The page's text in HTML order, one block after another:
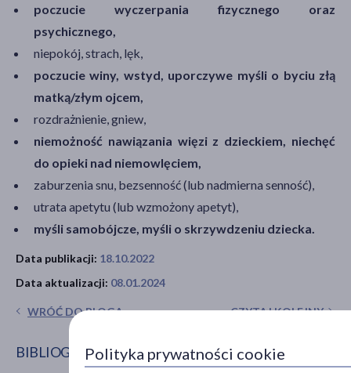
poczucie wyczerpania fizycznego oraz
psychicznego,
niepokój, strach, lęk,
poczucie winy, wstyd, uporczywe myśli o byciu złą
matką/złym ojcem,
rozdrażnienie, gniew,
niemożność nawiązania więzi z dzieckiem, niechęć
do opieki nad niemowlęciem,
zaburzenia snu, bezsenność (lub nadmierna senność),
utrata apetytu (lub wzmożony apetyt),
myśli samobójcze, myśli o skrzywdzeniu dziecka.
Data publikacji: 18.10.2022
Data aktualizacji: 08.01.2024
WRÓĆ DO BLOGA CZYTAJ KOLEJNY
BIBLIOGRAFIAPolityka prywatności cookie